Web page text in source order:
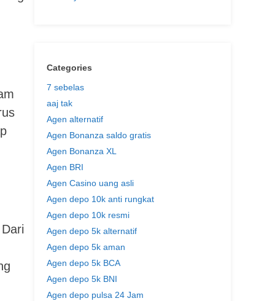
Categories
7 sebelas
aaj tak
Agen alternatif
Agen Bonanza saldo gratis
Agen Bonanza XL
Agen BRI
Agen Casino uang asli
Agen depo 10k anti rungkat
Agen depo 10k resmi
Agen depo 5k alternatif
Agen depo 5k aman
Agen depo 5k BCA
Agen depo 5k BNI
Agen depo pulsa 24 Jam